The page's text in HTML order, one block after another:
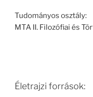
Tudományos osztály:
MTA II. Filozófiai és
Életrajzi források: